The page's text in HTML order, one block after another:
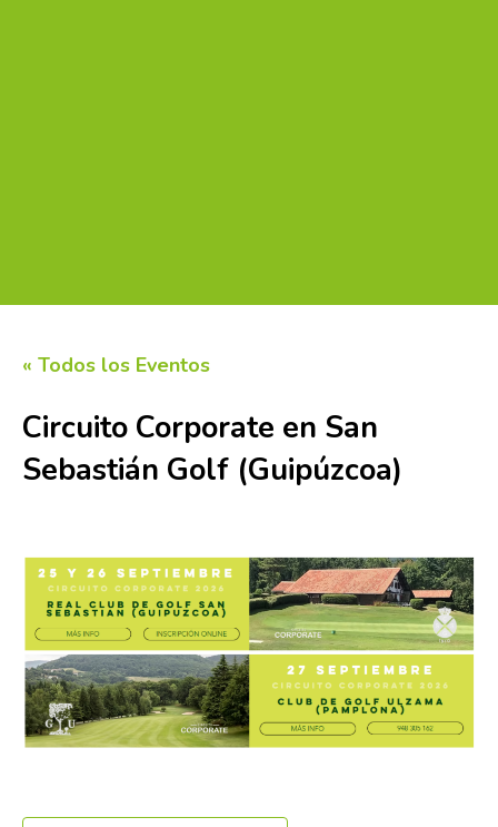
« Todos los Eventos
Circuito Corporate en San
Sebastián Golf (Guipúzcoa)